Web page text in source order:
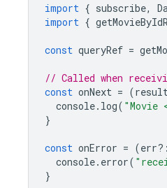
import { subscribe,
import {
const queryRef =
// Called when
const onNext = (
console. log( "Movie
}
const onError = (err? :
console. error(
}